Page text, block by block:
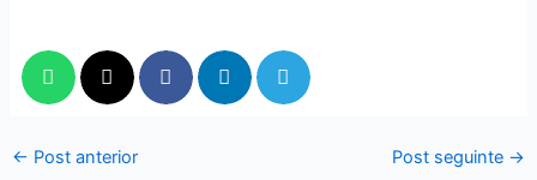
← Post anterior Post seguinte →